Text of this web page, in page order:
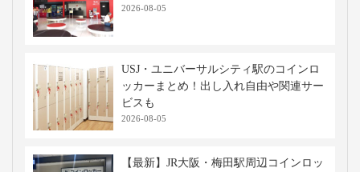
2026-08-05
USJ・ユニバーサルシティ駅のコインロ
ッカーまとめ！出し入れ自由や関連サー
ビスも
2026-08-05
【最新】JR大阪・梅田駅周辺コインロッ